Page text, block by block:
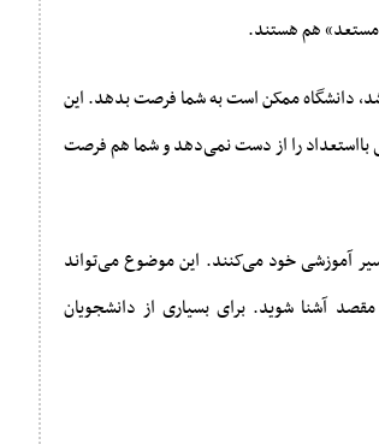
هم هستند.
دانشگاه ممکن است به شما فرصت بدهد. این
بااستعداد را از دست نمی‌دهد و شما هم فرصت
آموزشی خود می‌کنند. این موضوع می‌تواند
آشنا شوید. برای بسیاری از دانشجویان